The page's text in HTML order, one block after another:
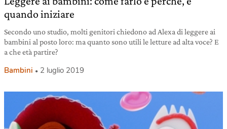
quando iniziare
Secondo uno studio, molti genitori chiedono ad Alexa di leggere ai
bambini al posto loro: ma quanto sono utili le letture ad alta voce? E
a che età partire?
Bambini 2 luglio 2019